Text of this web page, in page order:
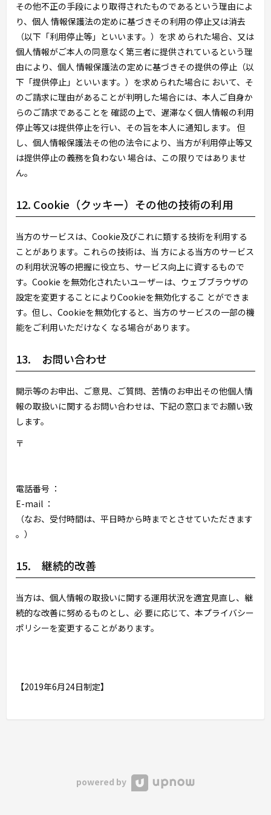
その他不正の手段により取得されたものであるという理由によ
り、個人 情報保護法の定めに基づきその利用の停止又は消去
（以下「利用停止等」といいます。）を求 められた場合、又は
個人情報がご本人の同意なく第三者に提供されているという理
由により、個人 情報保護法の定めに基づきその提供の停止（以
下「提供停止」といいます。）を求められた場合に おいて、そ
のご請求に理由があることが判明した場合には、本人ご自身か
らのご請求であることを 確認の上で、遅滞なく個人情報の利用
停止等又は提供停止を行い、その旨を本人に通知します。 但
し、個人情報保護法その他の法令により、当方が利用停止等又
は提供停止の義務を負わない 場合は、この限りではありませ
ん。
12. Cookie（クッキー）その他の技術の利用
当方のサービスは、Cookie及びこれに類する技術を利用する
ことがあります。これらの技術は、当 方による当方のサービス
の利用状況等の把握に役立ち、サービス向上に資するもので
す。Cookie を無効化されたいユーザーは、ウェブブラウザの
設定を変更することによりCookieを無効化するこ とができま
す。但し、Cookieを無効化すると、当方のサービスの一部の機
能をご利用いただけなく なる場合があります。
13. お問い合わせ
開示等のお申出、ご意見、ご質問、苦情のお申出その他個人情
報の取扱いに関するお問い合わせは、下記の窓口までお願い致
します。
〒
電話番号 ：
E-mail ：
（なお、受付時間は、平日時から時までとさせていただきます
。）
15. 継続的改善
当方は、個人情報の取扱いに関する運用状況を適宜見直し、継
続的な改善に努めるものとし、必 要に応じて、本プライバシー
ポリシーを変更することがあります。
【2019年6月24日制定】
powered by